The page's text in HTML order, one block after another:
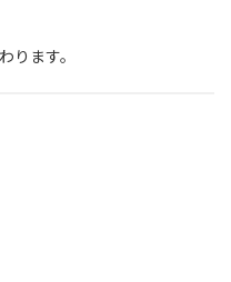
ります。